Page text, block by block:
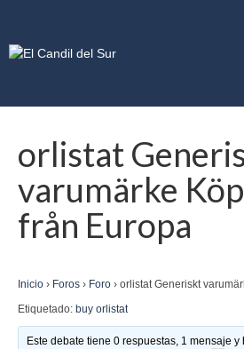
orlistat
varumärke
från Europa
Inicio › Foros › Foro › orlistat Generiskt
Etiquetado: buy orlistat
Este debate tiene 0 respuestas, 1 mensaje